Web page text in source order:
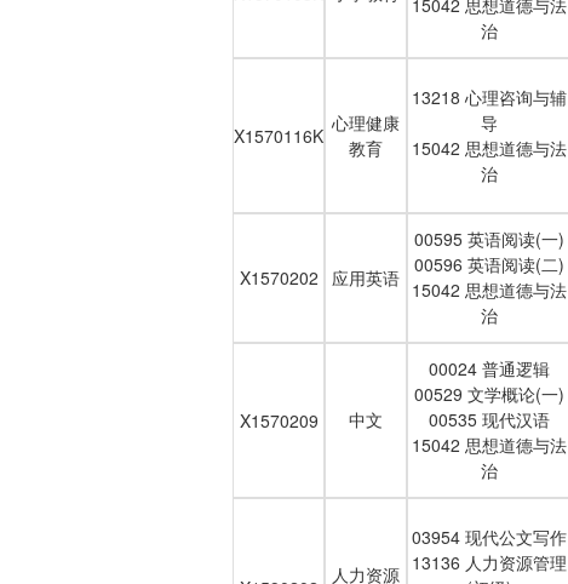
15042 思想道德与法
治
X1570116K
心理健康
教育
13218 心理咨询与辅
导
15042 思想道德与法
治
X1570202 应用英语
00595 英语阅读(一)
00596 英语阅读(二)
15042 思想道德与法
治
X1570209 中文
00024 普通逻辑
00529 文学概论(一)
00535 现代汉语
15042 思想道德与法
治
人力资源
03954 现代公文写作
13136 人力资源管理